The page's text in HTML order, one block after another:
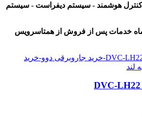
هوشمند - سیستم دیفراست - سیستم